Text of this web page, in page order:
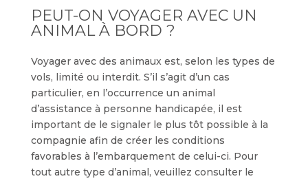
PEUT-ON VOYAGER AVEC UN
ANIMAL À BORD ?
Voyager avec des animaux est, selon les types de
vols, limité ou interdit. S’il s’agit d’un cas
particulier, en l’occurrence un animal
d’assistance à personne handicapée, il est
important de le signaler le plus tôt possible à la
compagnie afin de créer les conditions
favorables à l’embarquement de celui-ci. Pour
tout autre type d’animal, veuillez consulter le